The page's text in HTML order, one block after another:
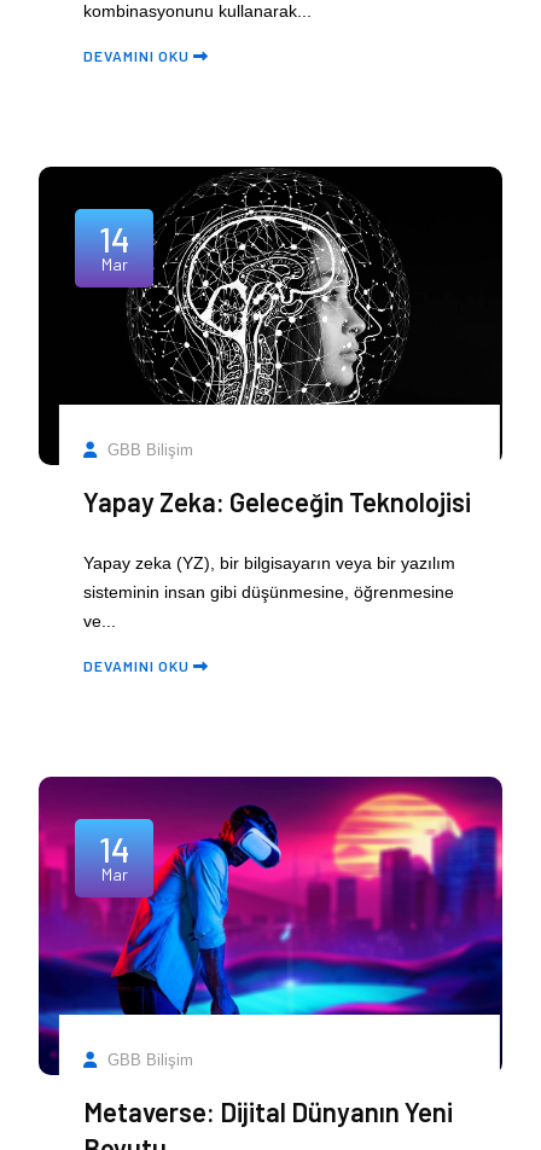
kombinasyonunu kullanarak...
DEVAMINI OKU
14
Mar
GBB Bilişim
Yapay Zeka: Geleceğin Teknolojisi
Yapay zeka (YZ), bir bilgisayarın veya bir yazılım
sisteminin insan gibi düşünmesine, öğrenmesine
ve...
DEVAMINI OKU
14
Mar
GBB Bilişim
Metaverse: Dijital Dünyanın Yeni